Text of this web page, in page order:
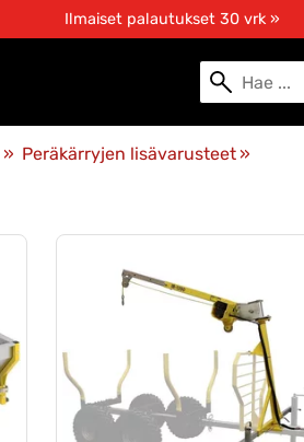
Ilmaiset palautukset 30 vrk »
‪» Peräkärryjen lisävarusteet ‪»